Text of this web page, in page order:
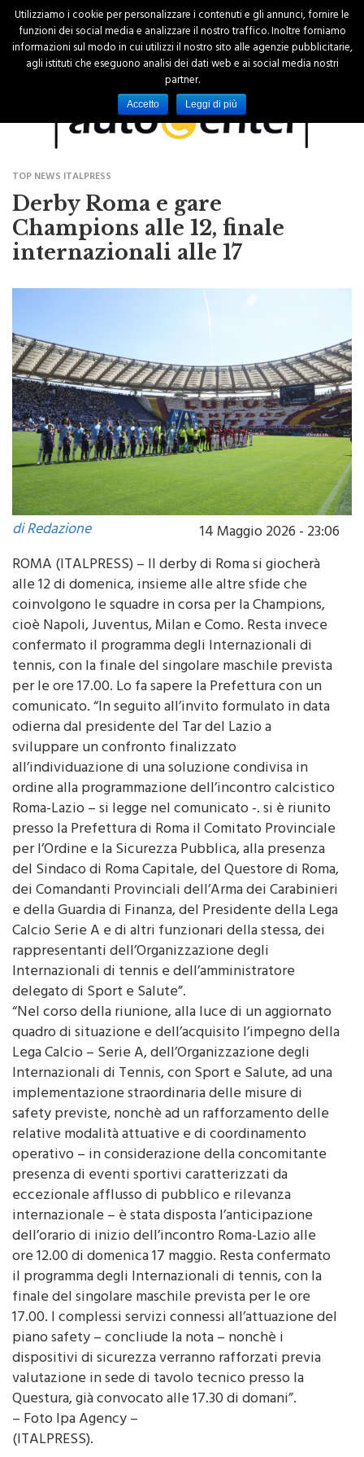
TOP NEWS ITALPRESS
Derby Roma e gare
Champions alle 12, finale
di Redazione
14 Maggio 2026 - 23:06
ROMA (ITALPRESS) – Il derby di Roma si giocherà
alle 12 di domenica, insieme alle altre sfide che
coinvolgono le squadre in corsa per la Champions,
cioè Napoli, Juventus, Milan e Como. Resta invece
confermato il programma degli Internazionali di
tennis, con la finale del singolare maschile prevista
per le ore 17.00. Lo fa sapere la Prefettura con un
comunicato. “In seguito all’invito formulato in data
odierna dal presidente del Tar del Lazio a
sviluppare un confronto finalizzato
all’individuazione di una soluzione condivisa in
ordine alla programmazione dell’incontro calcistico
Roma-Lazio – si legge nel comunicato -. si è riunito
presso la Prefettura di Roma il Comitato Provinciale
per l’Ordine e la Sicurezza Pubblica, alla presenza
del Sindaco di Roma Capitale, del Questore di Roma,
dei Comandanti Provinciali dell’Arma dei Carabinieri
e della Guardia di Finanza, del Presidente della Lega
Calcio Serie A e di altri funzionari della stessa, dei
rappresentanti dell’Organizzazione degli
Internazionali di tennis e dell’amministratore
delegato di Sport e Salute”.
“Nel corso della riunione, alla luce di un aggiornato
quadro di situazione e dell’acquisito l’impegno della
Lega Calcio – Serie A, dell’Organizzazione degli
Internazionali di Tennis, con Sport e Salute, ad una
implementazione straordinaria delle misure di
safety previste, nonchè ad un rafforzamento delle
relative modalità attuative e di coordinamento
operativo – in considerazione della concomitante
presenza di eventi sportivi caratterizzati da
eccezionale afflusso di pubblico e rilevanza
internazionale – è stata disposta l’anticipazione
dell’orario di inizio dell’incontro Roma-Lazio alle
ore 12.00 di domenica 17 maggio. Resta confermato
il programma degli Internazionali di tennis, con la
finale del singolare maschile prevista per le ore
17.00. I complessi servizi connessi all’attuazione del
piano safety – concliude la nota – nonchè i
dispositivi di sicurezza verranno rafforzati previa
valutazione in sede di tavolo tecnico presso la
Questura, già convocato alle 17.30 di domani”.
– Foto Ipa Agency –
Utilizziamo i cookie per personalizzare i contenuti e gli annunci, fornire le
funzioni dei social media e analizzare il nostro traffico. Inoltre forniamo
informazioni sul modo in cui utilizzi il nostro sito alle agenzie pubblicitarie,
agli istituti che eseguono analisi dei dati web e ai social media nostri
partner.
Accetto Leggi di più